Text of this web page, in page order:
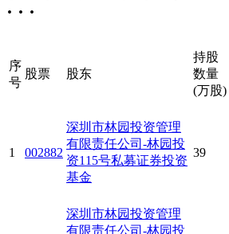
· · ·
序
号
股票 股东
持股
数量
(万股)
1 002882
深圳市林园投资管理
有限责任公司-林园投
资115号私募证券投资
基金
39
深圳市林园投资管理
有限责任公司-林园投